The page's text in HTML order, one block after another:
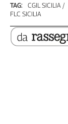
Trentino
Umbria
Valle
D'Aosta
TAG:
CGIL SICILIA
FLC SICILIA